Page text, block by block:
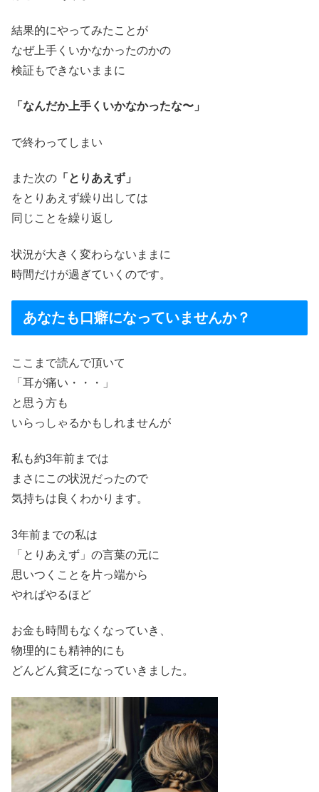
結果的にやってみたことが
なぜ上手くいかなかったのかの
検証もできないままに
「なんだか上手くいかなかったな〜」
で終わってしまい
また次の 「とりあえず」
をとりあえず繰り出しては
同じことを繰り返し
状況が大きく変わらないままに
時間だけが過ぎていくのです。
あなたも口癖になっていませんか？
ここまで読んで頂いて
「耳が痛い・・・」
と思う方も
いらっしゃるかもしれませんが
私も約3年前までは
まさにこの状況だったので
気持ちは良くわかります。
3年前までの私は
「とりあえず」の言葉の元に
思いつくことを片っ端から
やればやるほど
お金も時間もなくなっていき、
物理的にも精神的にも
どんどん貧乏になっていきました。